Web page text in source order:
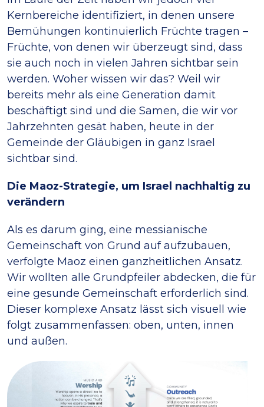
Kernbereiche identifiziert, in denen unsere
Bemühungen kontinuierlich Früchte tragen –
Früchte, von denen wir überzeugt sind, dass
sie auch noch in vielen Jahren sichtbar sein
werden. Woher wissen wir das? Weil wir
bereits mehr als eine Generation damit
beschäftigt sind und die Samen, die wir vor
Jahrzehnten gesät haben, heute in der
Gemeinde der Gläubigen in ganz Israel
sichtbar sind.
Die Maoz-Strategie, um Israel nachhaltig zu
verändern
Als es darum ging, eine messianische
Gemeinschaft von Grund auf aufzubauen,
verfolgte Maoz einen ganzheitlichen Ansatz.
Wir wollten alle Grundpfeiler abdecken, die für
eine gesunde Gemeinschaft erforderlich sind.
Dieser komplexe Ansatz lässt sich visuell wie
folgt zusammenfassen: oben, unten, innen
und außen.